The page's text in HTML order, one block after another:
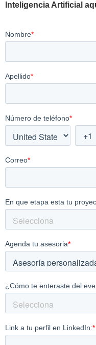
Inteligencia Artificial